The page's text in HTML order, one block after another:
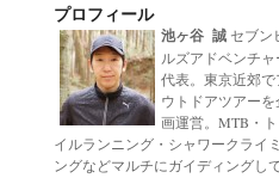
プロフィール
池ヶ谷 誠 セブン
ルズアドベンチャ
代表。東京近郊で
ウトドアツアーを
画運営。MTB・
イルランニング・シャワークライミ
ングなどマルチにガイディングし